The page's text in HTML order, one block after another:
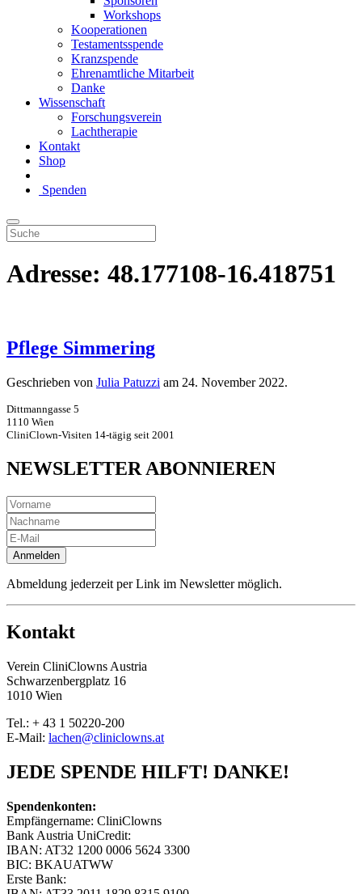
Workshops
Kooperationen
Testamentsspende
Kranzspende
Ehrenamtliche Mitarbeit
Danke
Wissenschaft
Forschungsverein
Lachtherapie
Kontakt
Shop
Spenden
Adresse: 48.177108-16.418751
Pflege Simmering
Geschrieben von Julia Patuzzi am 24. November 2022.
Dittmanngasse 5
1110 Wien
CliniClown-Visiten 14-tägig seit 2001
NEWSLETTER ABONNIEREN
Anmelden
Abmeldung jederzeit per Link im Newsletter möglich.
Kontakt
Verein CliniClowns Austria
Schwarzenbergplatz 16
1010 Wien
Tel.: + 43 1 50220-200
E-Mail: lachen@cliniclowns.at
JEDE SPENDE HILFT! DANKE!
Spendenkonten:
Empfängername: CliniClowns
Bank Austria UniCredit:
IBAN: AT32 1200 0006 5624 3300
BIC: BKAUATWW
Erste Bank: